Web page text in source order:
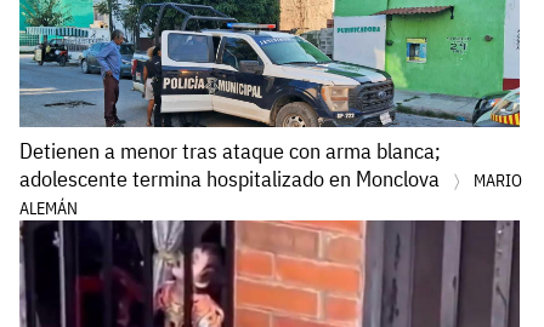
Detienen a menor tras ataque con arma blanca;
adolescente termina hospitalizado en Monclova
MARIO
ALEMÁN